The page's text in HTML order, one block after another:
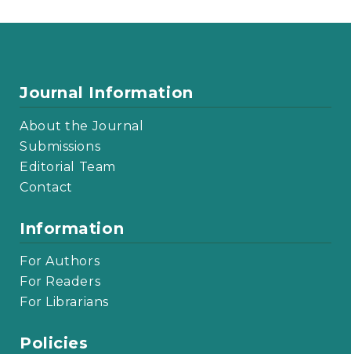
Journal Information
About the Journal
Submissions
Editorial Team
Contact
Information
For Authors
For Readers
For Librarians
Policies